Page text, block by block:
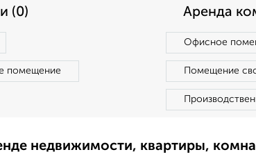
(0)
помещение
Аренда
Офисное
Помещение
недвижимости, квартиры,